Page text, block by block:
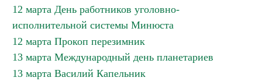
12 марта День работников уголовно-
исполнительной системы Минюста
12 марта Прокоп перезимник
13 марта Международный день планетариев
13 марта Василий Капельник